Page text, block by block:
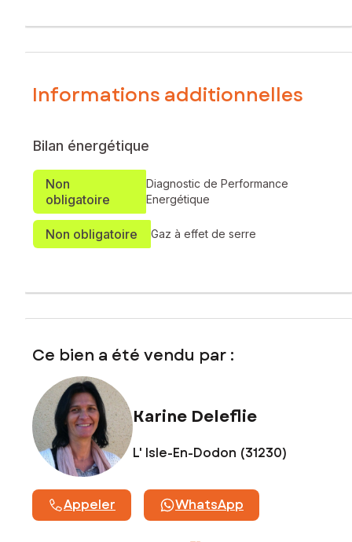
Informations additionnelles
Bilan énergétique
Non
obligatoire
Diagnostic de Performance
Energétique
Non obligatoire Gaz à effet de serre
Ce bien a été vendu par :
Karine Deleflie
L' Isle-En-Dodon (31230)
Appeler WhatsApp